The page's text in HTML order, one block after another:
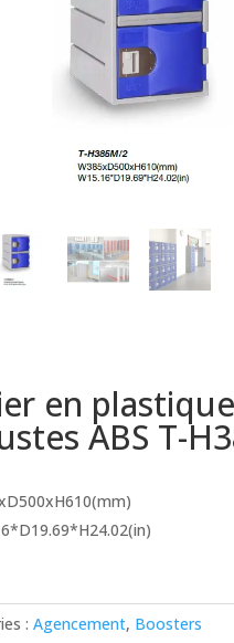
en plastique
ABS T-
: Agencement, Boosters